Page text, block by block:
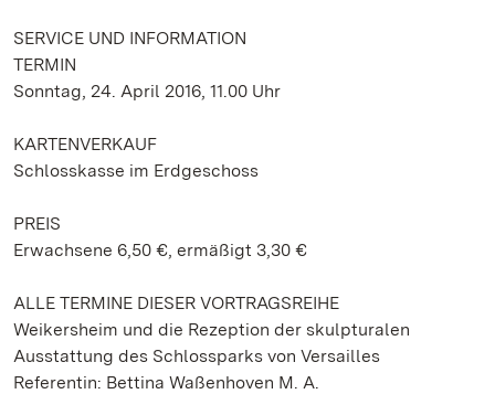
SERVICE UND INFORMATION
TERMIN
Sonntag, 24. April 2016, 11.00 Uhr
KARTENVERKAUF
Schlosskasse im Erdgeschoss
PREIS
Erwachsene 6,50 €, ermäßigt 3,30 €
ALLE TERMINE DIESER VORTRAGSREIHE
Weikersheim und die Rezeption der skulpturalen
Ausstattung des Schlossparks von Versailles
Referentin: Bettina Waßenhoven M. A.